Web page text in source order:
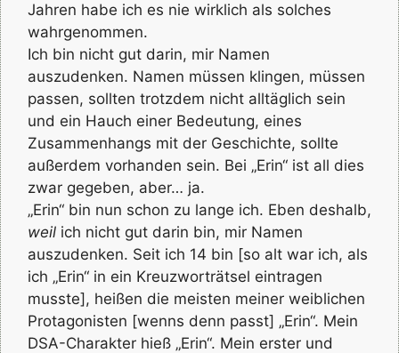
Jahren habe ich es nie wirklich als solches
wahrgenommen.
Ich bin nicht gut darin, mir Namen
auszudenken. Namen müssen klingen, müssen
passen, sollten trotzdem nicht alltäglich sein
und ein Hauch einer Bedeutung, eines
Zusammenhangs mit der Geschichte, sollte
außerdem vorhanden sein. Bei „Erin“ ist all dies
zwar gegeben, aber… ja.
„Erin“ bin nun schon zu lange ich. Eben deshalb,
weil ich nicht gut darin bin, mir Namen
auszudenken. Seit ich 14 bin [so alt war ich, als
ich „Erin“ in ein Kreuzworträtsel eintragen
musste], heißen die meisten meiner weiblichen
Protagonisten [wenns denn passt] „Erin“. Mein
DSA-Charakter hieß „Erin“. Mein erster und